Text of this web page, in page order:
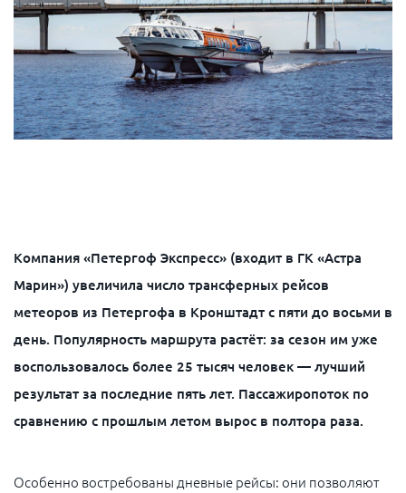
Компания «Петергоф Экспресс» (входит в ГК «Астра
Марин») увеличила число трансферных рейсов
метеоров из Петергофа в Кронштадт с пяти до восьми в
день. Популярность маршрута растёт: за сезон им уже
воспользовалось более 25 тысяч человек — лучший
результат за последние пять лет. Пассажиропоток по
сравнению с прошлым летом вырос в полтора раза.
Особенно востребованы дневные рейсы: они позволяют